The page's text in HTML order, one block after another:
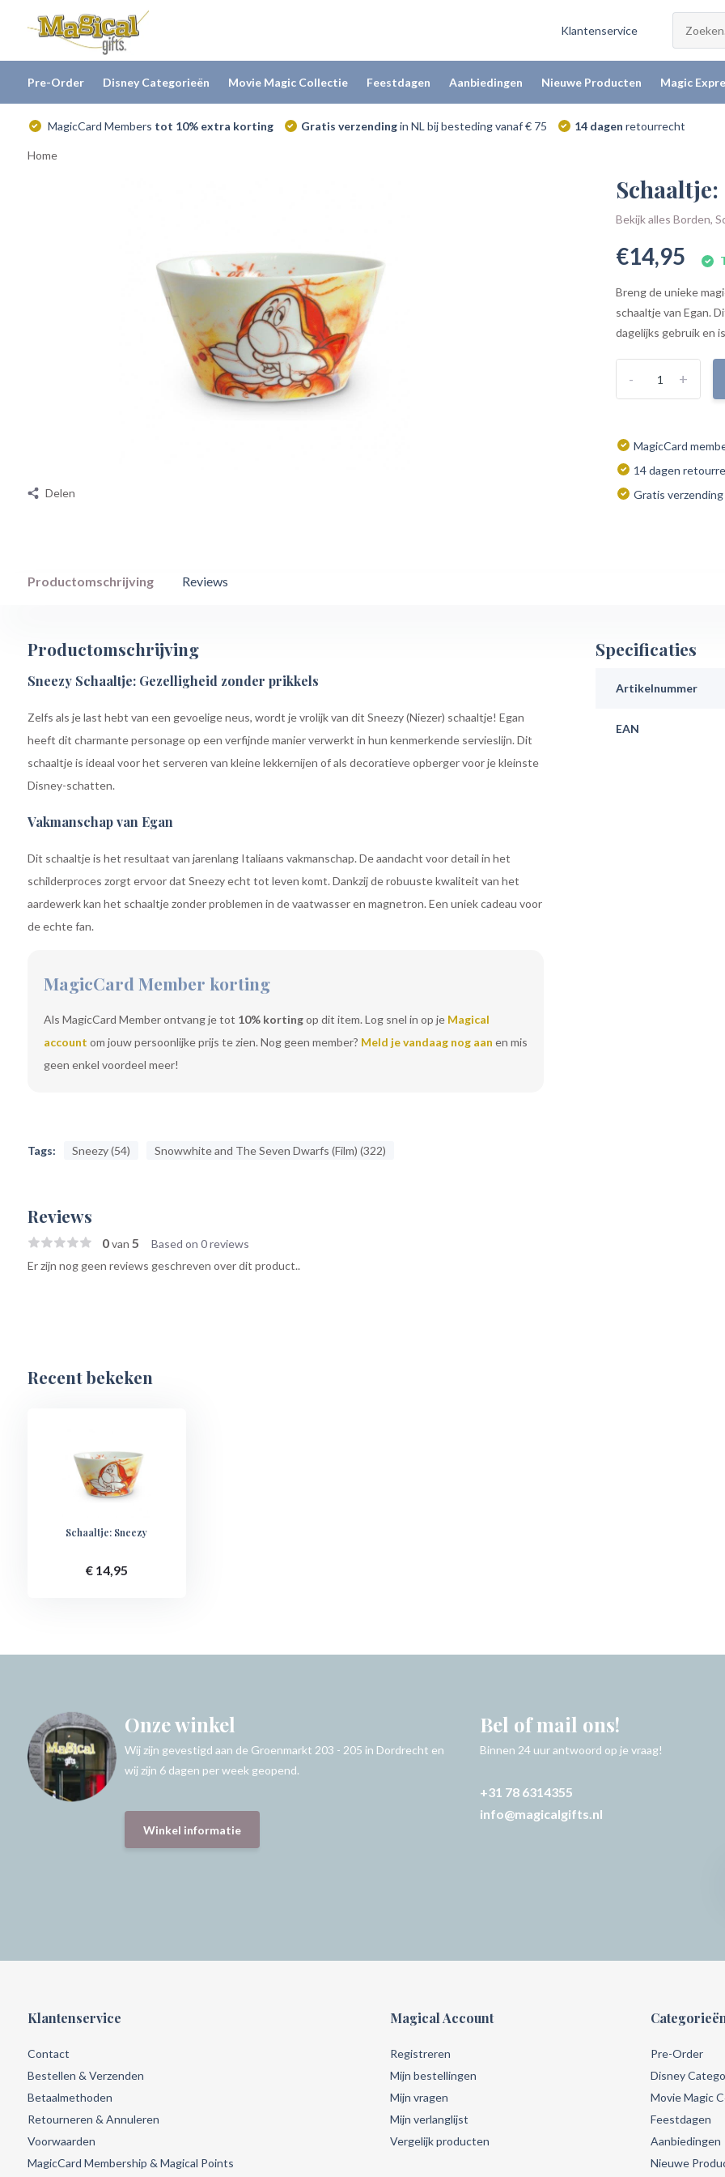
Klantenservice
Pre-Order Disney Categorieën Movie Magic Collectie Feestdagen Aanbiedingen Nieuwe Producten Magic
MagicCard Members tot 10% extra korting Gratis verzendingin NL bij besteding vanaf € 75 14 dagen retourrecht
Home
Delen
Schaaltje:
Bekijk alles Borden,
€14,95
Breng de unieke
schaaltje van Egan.
dagelijks gebruik en
+
-
MagicCard
14 dagen
Gratis
Productomschrijving Reviews
Productomschrijving
Sneezy Schaaltje: Gezelligheid zonder prikkels
Zelfs als je last hebt van een gevoelige neus, wordt je vrolijk van dit Sneezy (Niezer) schaaltje! Egan
heeft dit charmante personage op een verfijnde manier verwerkt in hun kenmerkende servieslijn. Dit
schaaltje is ideaal voor het serveren van kleine lekkernijen of als decoratieve opberger voor je kleinste
Disney-schatten.
Vakmanschap van Egan
Dit schaaltje is het resultaat van jarenlang Italiaans vakmanschap. De aandacht voor detail in het
schilderproces zorgt ervoor dat Sneezy echt tot leven komt. Dankzij de robuuste kwaliteit van het
aardewerk kan het schaaltje zonder problemen in de vaatwasser en magnetron. Een uniek cadeau voor
de echte fan.
MagicCard Member korting
Als MagicCard Member ontvang je tot 10% kortingop dit item. Log snel in op je Magical
account om jouw persoonlijke prijs te zien. Nog geen member? Meld je vandaag nog aan en mis
geen enkel voordeel meer!
Tags: Sneezy (54) Snowwhite and The Seven Dwarfs (Film) (322)
Specificaties
Artikelnummer
EAN
Reviews
0van 5 Based on 0 reviews
Er zijn nog geen reviews geschreven over dit product..
Recent bekeken
Schaaltje: Sneezy
€ 14,95
Onze winkel
Wij zijn gevestigd aan de Groenmarkt 203 - 205 in Dordrecht en
wij zijn 6 dagen per week geopend.
Winkel informatie
Bel of mail ons!
Binnen 24 uur antwoord op je vraag!
+31 78 6314355
info@magicalgifts.nl
Klantenservice
Contact
Bestellen & Verzenden
Betaalmethoden
Retourneren & Annuleren
Voorwaarden
MagicCard Membership & Magical Points
Magical Account
Registreren
Mijn bestellingen
Mijn vragen
Mijn verlanglijst
Vergelijk producten
Pre-Order
Disney
Movie Magic
Feestdagen
Aanbiedingen
Nieuwe